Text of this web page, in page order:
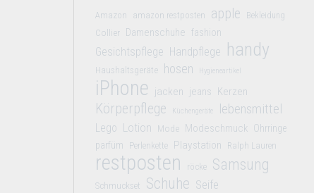
Amazon amazon restposten apple Bekleidung
Collier Damenschuhe fashion
Gesichtspflege Handpflege handy
Haushaltsgeräte hosen Hygieneartikel
iPhone jacken jeans Kerzen
Körperpflege Küchengeräte lebensmittel
Lego Lotion Mode Modeschmuck Ohrringe
parfüm
Perlenkette Playstation Ralph Lauren
restposten röcke Samsung
Schmuckset Schuhe Seife